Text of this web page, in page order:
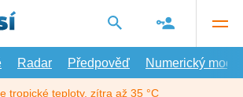
Radar Předpověď Numerický model
tropické teploty, zítra až 35 °C